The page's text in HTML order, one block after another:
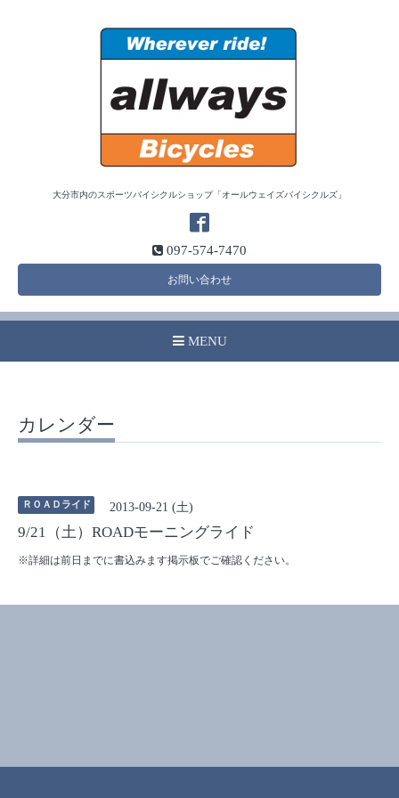
大分市内のスポーツバイシクルショップ「オールウェイズバイシクルズ」
097-574-7470
お問い合わせ
MENU
カレンダー
ＲＯＡＤライド 2013-09-21 (土)
9/21（土）ROADモーニングライド
※詳細は前日までに書込みます掲示板でご確認ください。